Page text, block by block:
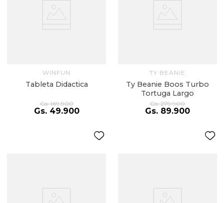
WINFUN
Tableta Didactica
Gs. 169.900
Gs. 49.900
TY BEANIE
Ty Beanie Boos Turbo
Tortuga Largo
Gs. 279.900
Gs. 89.900